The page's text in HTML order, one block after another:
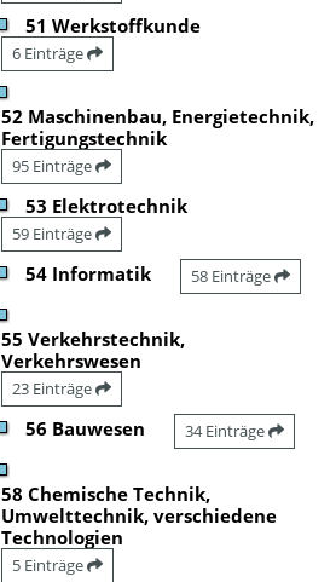
51 Werkstoffkunde
6 Einträge
52 Maschinenbau, Energietechnik,
Fertigungstechnik
95 Einträge
53 Elektrotechnik
59 Einträge
54 Informatik 58 Einträge
55 Verkehrstechnik,
Verkehrswesen
23 Einträge
56 Bauwesen 34 Einträge
58 Chemische Technik,
Umwelttechnik, verschiedene
Technologien
5 Einträge